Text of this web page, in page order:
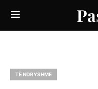
TË NDRYSHME